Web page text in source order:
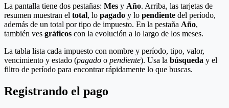
La pantalla tiene dos pestañas: Mes y Año. Arriba, las tarjetas de
resumen muestran el total, lo pagado y lo pendiente del período,
además de un total por tipo de impuesto. En la pestaña Año,
también ves gráficos con la evolución a lo largo de los meses.
La tabla lista cada impuesto con nombre y período, tipo, valor,
vencimiento y estado (pagado o pendiente). Usa la búsqueda y el
filtro de período para encontrar rápidamente lo que buscas.
Registrando el pago